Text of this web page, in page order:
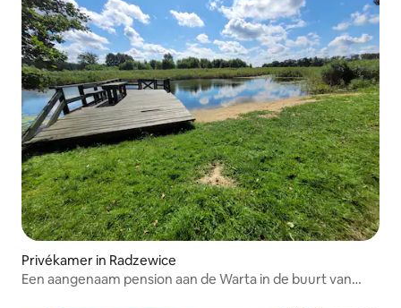
Privékamer in Radzewice
Een aangenaam pension aan de Warta in de buurt van